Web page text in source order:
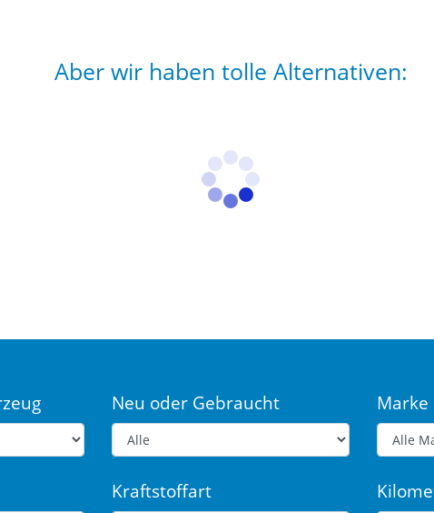
Aber wir haben tolle Alternativen:
Neu oder Gebraucht Marke
Kraftstoffart